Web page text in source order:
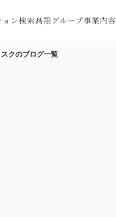
ョン検索
ら探す
髙翔グループ事業内容
クのブログ一覧